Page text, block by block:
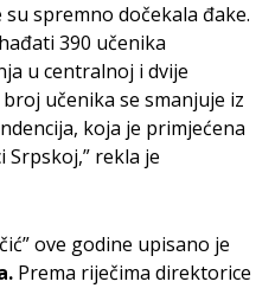
spremno dočekala đake.
390 učenika
u centralnoj i dvije
učenika se smanjuje iz
koja je primjećena
Srpskoj,” rekla je
ove godine upisano je
Prema riječima direktorice